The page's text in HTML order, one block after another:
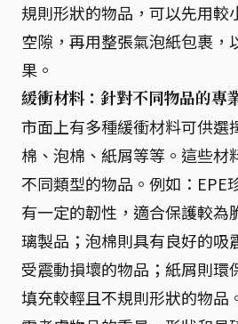
規則形狀的物品，可以先用較
空隙，再用整張氣泡紙包裹，
果。
緩衝材料：針對不同物品的專
市面上有多種緩衝材料可供選
棉、泡棉、紙屑等等。這些材
不同類型的物品。例如：EPE
有一定的韌性，適合保護較為
璃製品；泡棉則具有良好的吸
受震動損壞的物品；紙屑則環
填充較輕且不規則形狀的物品